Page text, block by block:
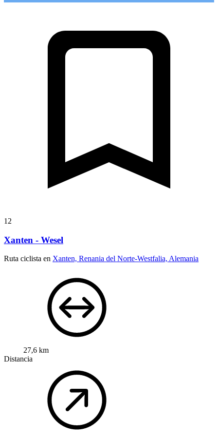
12
Xanten - Wesel
Ruta ciclista en Xanten, Renania del Norte-Westfalia, Alemania
27,6 km
Distancia